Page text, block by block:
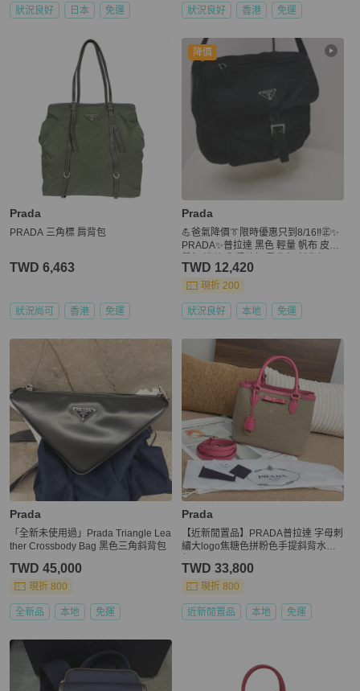
狀況良好 日本 免運 狀況良好 香港 免運
Prada
PRADA 三角標 肩背包
TWD 6,463
狀況尚可 香港 免運
降價
Prada
💪爸氣降價👔限時優惠只到8/16‼️㊣✨
PRADA✨普拉達 黑色 輕量 帆布 皮革
手包/二手精品/保證正品🌳二手樹屋🌳
TWD 12,420
現折 200
狀況良好 本地 免運
Prada
「全新未使用過」Prada Triangle Lea
ther Crossbody Bag 黑色三角斜背包
TWD 45,000
現折 800
全新品 本地 免運
Prada
【近新閒置品】PRADA普拉達 字母刺
繡大logo焦糖色拼粉色手提斜背水餃
TWD 33,800
現折 800
近新閒置品 本地 免運